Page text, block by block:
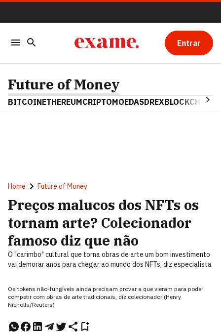
Entrar
Future of Money
BITCOINETHEREUMCRIPTOMOEDASDREXBLOCKCHAIN
Home Future of Money
Preços malucos dos NFTs os
tornam arte? Colecionador
famoso diz que não
O "carimbo" cultural que torna obras de arte um bom investimento
vai demorar anos para chegar ao mundo dos NFTs, diz especialista
Os tokens não-fungíveis ainda precisam provar a que vieram para poder
competir com obras de arte tradicionais, diz colecionador (Henry
Nicholls/Reuters)